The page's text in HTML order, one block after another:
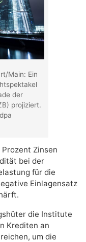
Main: Ein
der
projiziert.
Zinsen
bei der
für die
Einlagensatz
die Institute
Krediten an
um die